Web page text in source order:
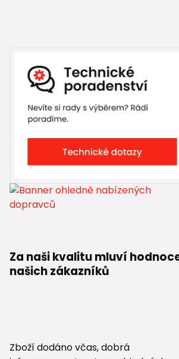
Za naši kvalitu mluví
našich zákazníků
Zboží dodáno včas, dobrá